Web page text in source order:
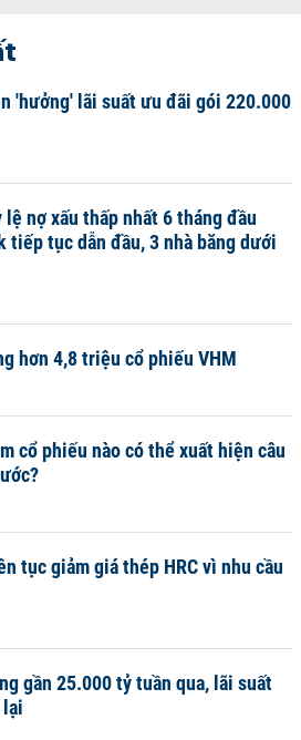
'hưởng' lãi suất ưu đãi gói 220.000
lệ nợ xấu thấp nhất 6 tháng đầu
tiếp tục dẫn đầu, 3 nhà băng dưới
hơn 4,8 triệu cổ phiếu VHM
cổ phiếu nào có thể xuất hiện câu
tục giảm giá thép HRC vì nhu cầu
gần 25.000 tỷ tuần qua, lãi suất
lại